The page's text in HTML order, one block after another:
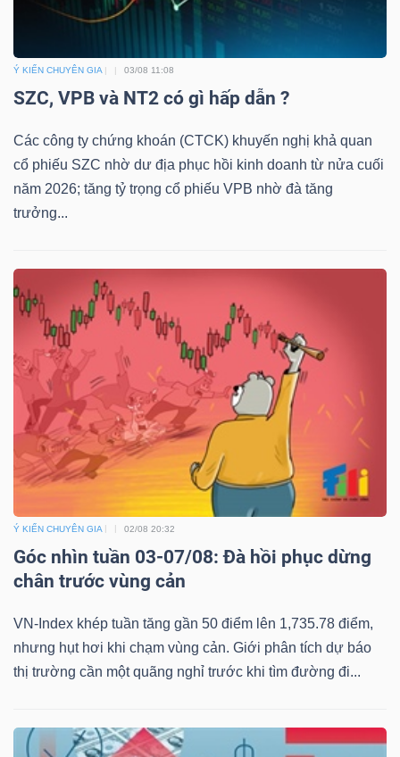
Ý KIẾN CHUYÊN GIA 03/08 11:08
SZC, VPB và NT2 có gì hấp dẫn ?
Các công ty chứng khoán (CTCK) khuyến nghị khả quan
cổ phiếu SZC nhờ dư địa phục hồi kinh doanh từ nửa cuối
năm 2026; tăng tỷ trọng cổ phiếu VPB nhờ đà tăng
trưởng...
Ý KIẾN CHUYÊN GIA 02/08 20:32
Góc nhìn tuần 03-07/08: Đà hồi phục dừng
chân trước vùng cản
VN-Index khép tuần tăng gần 50 điểm lên 1,735.78 điểm,
nhưng hụt hơi khi chạm vùng cản. Giới phân tích dự báo
thị trường cần một quãng nghỉ trước khi tìm đường đi...